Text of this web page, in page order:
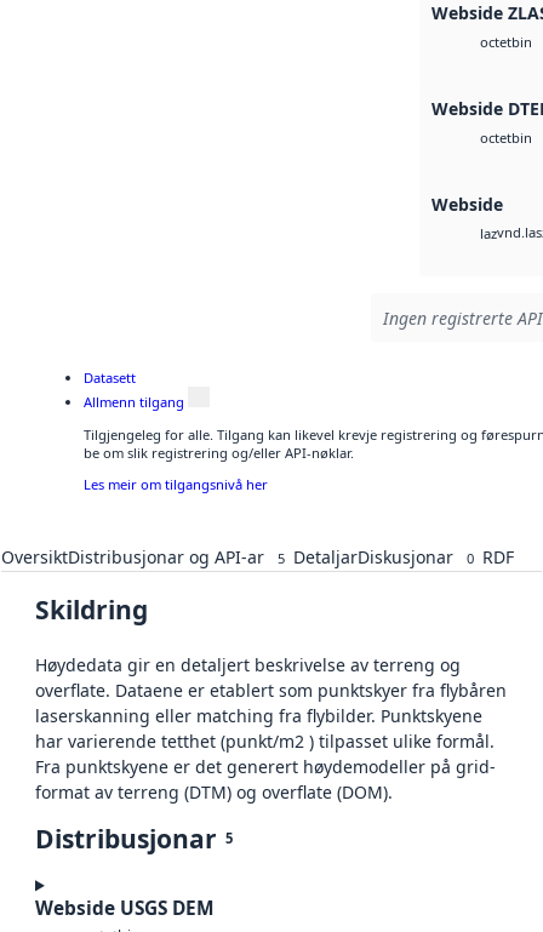
Webside
octetbin
Webside
octetbin
Webside
laz
Ingen registrerte
Datasett
Allmenn tilgang
Tilgjengeleg for alle. Tilgang kan likevel krevje registrering og
be om slik registrering og/eller API-nøklar.
Les meir om tilgangsnivå her
OversiktDistribusjonar og API-ar 5 DetaljarDiskusjonar 0 RDF
Skildring
Høydedata gir en detaljert beskrivelse av terreng og
overflate. Dataene er etablert som punktskyer fra flybåren
laserskanning eller matching fra flybilder. Punktskyene
har varierende tetthet (punkt/m2 ) tilpasset ulike formål.
Fra punktskyene er det generert høydemodeller på grid-
format av terreng (DTM) og overflate (DOM).
Distribusjonar 5
Webside USGS DEM